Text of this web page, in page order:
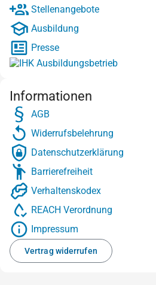
Stellenangebote
Ausbildung
Presse
Informationen
AGB
Widerrufsbelehrung
Datenschutzerklärung
Barrierefreiheit
Verhaltenskodex
REACH Verordnung
Impressum
Vertrag widerrufen